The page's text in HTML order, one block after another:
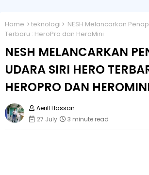
Home teknologi
NESH Melancarkan
Terbaru : HeroPro dan HeroMini
NESH MELANCARKAN
UDARA SIRI HERO
HEROPRO DAN
Aerill Hassan
27 July
3 minute read